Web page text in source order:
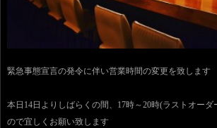
緊急事態宣言の発令に伴い営業時間の変更を致します
本日14日よりしばらくの間、17時～20時(ラストオーダ
ので宜しくお願い致します